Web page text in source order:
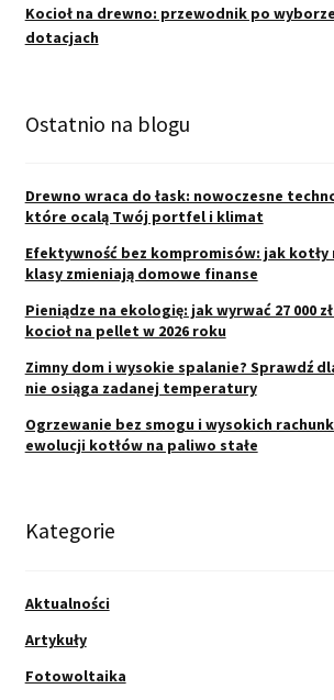
Kocioł na drewno: przewodnik po
dotacjach
Ostatnio na blogu
Drewno wraca do łask: nowoczesne
które ocalą Twój portfel i klimat
Efektywność bez kompromisów: jak kotły
klasy zmieniają domowe finanse
Pieniądze na ekologię: jak wyrwać 27 000
kocioł na pellet w 2026 roku
Zimny dom i wysokie spalanie? Sprawdź
nie osiąga zadanej temperatury
Ogrzewanie bez smogu i wysokich
ewolucji kotłów na paliwo stałe
Kategorie
Aktualności
Artykuły
Fotowoltaika